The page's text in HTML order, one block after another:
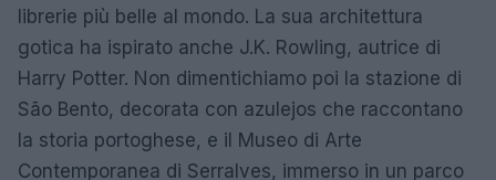
librerie più belle al mondo. La sua architettura
gotica ha ispirato anche J.K. Rowling, autrice di
Harry Potter. Non dimentichiamo poi la stazione di
São Bento, decorata con azulejos che raccontano
la storia portoghese, e il Museo di Arte
Contemporanea di Serralves, immerso in un parco